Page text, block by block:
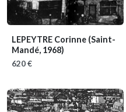
LEPEYTRE Corinne (Saint-
Mandé, 1968)
620 €